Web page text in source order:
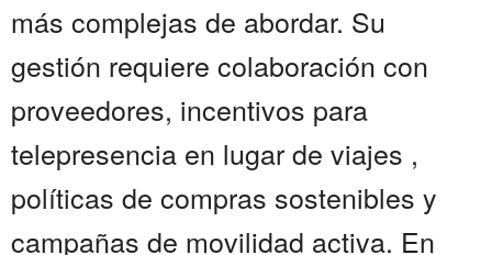
más complejas de abordar. Su
gestión requiere colaboración con
proveedores, incentivos para
telepresencia en lugar de viajes ,
políticas de compras sostenibles y
campañas de movilidad activa. En